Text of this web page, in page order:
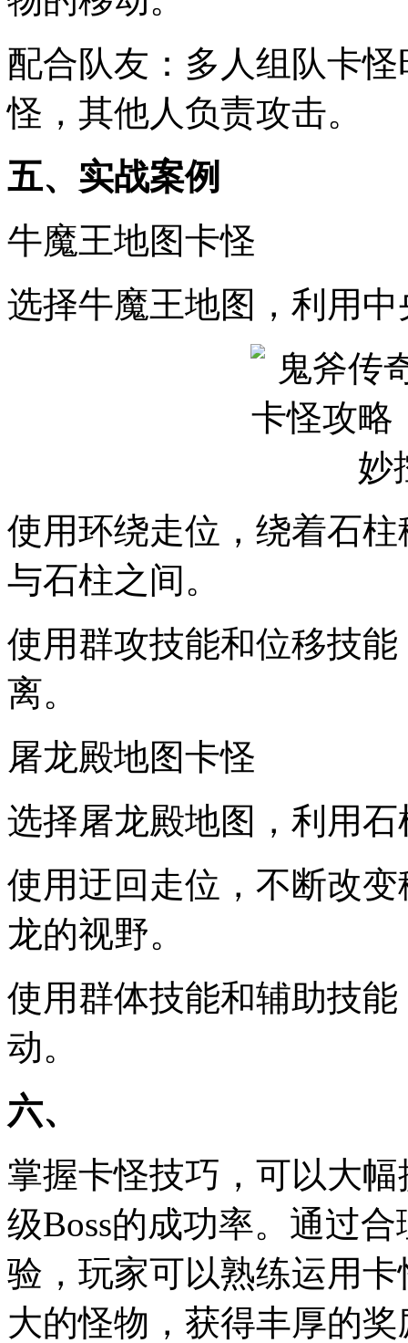
配合队友：多人组队卡
怪，其他人负责攻击。
五、实战案例
牛魔王地图卡怪
选择牛魔王地图，利用
使用环绕走位，绕着石
与石柱之间。
使用群攻技能和位移技
离。
屠龙殿地图卡怪
选择屠龙殿地图，利用
使用迂回走位，不断改
龙的视野。
使用群体技能和辅助技
动。
六、
掌握卡怪技巧，可以大
级Boss的成功率。通过
验，玩家可以熟练运用
大的怪物，获得丰厚的奖